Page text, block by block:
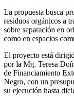
La propuesta busca
residuos orgánicos a
sobre separación en
como en espacios
El proyecto está
por la Mg. Teresa
de Financiamiento
Negro, con un
su ejecución hasta